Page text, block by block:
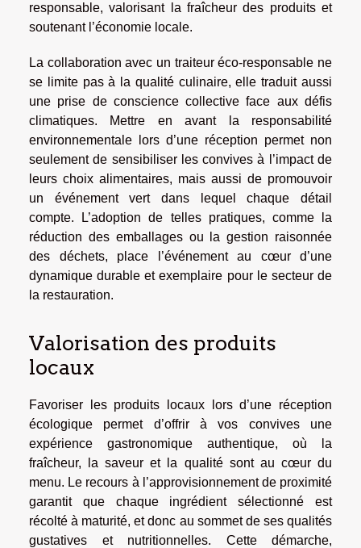
responsable, valorisant la fraîcheur des produits et
soutenant l’économie locale.
La collaboration avec un traiteur éco-responsable ne
se limite pas à la qualité culinaire, elle traduit aussi
une prise de conscience collective face aux défis
climatiques. Mettre en avant la responsabilité
environnementale lors d’une réception permet non
seulement de sensibiliser les convives à l’impact de
leurs choix alimentaires, mais aussi de promouvoir
un événement vert dans lequel chaque détail
compte. L’adoption de telles pratiques, comme la
réduction des emballages ou la gestion raisonnée
des déchets, place l’événement au cœur d’une
dynamique durable et exemplaire pour le secteur de
la restauration.
Valorisation des produits
locaux
Favoriser les produits locaux lors d’une réception
écologique permet d’offrir à vos convives une
expérience gastronomique authentique, où la
fraîcheur, la saveur et la qualité sont au cœur du
menu. Le recours à l’approvisionnement de proximité
garantit que chaque ingrédient sélectionné est
récolté à maturité, et donc au sommet de ses qualités
gustatives et nutritionnelles. Cette démarche,